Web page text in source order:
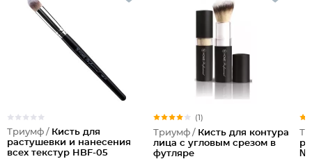
Триумф / Кисть для
растушевки и нанесения
всех текстур HBF-05
(1)
Триумф / Кисть для контура
лица с угловым срезом в
футляре